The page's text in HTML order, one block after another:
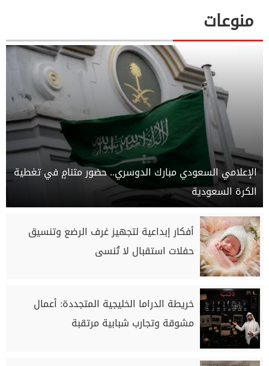
منوعات
الإعلامي السعودي مبارك الدوسري.. حضور متنامٍ في تغطية
الكرة السعودية
أفكار إبداعية لتجهيز غرف الرضع وتنسيق
حفلات استقبال لا تُنسى
خريطة الدراما الخليجية المتجددة: أعمال
مشوقة وتجارب شبابية مرتقبة